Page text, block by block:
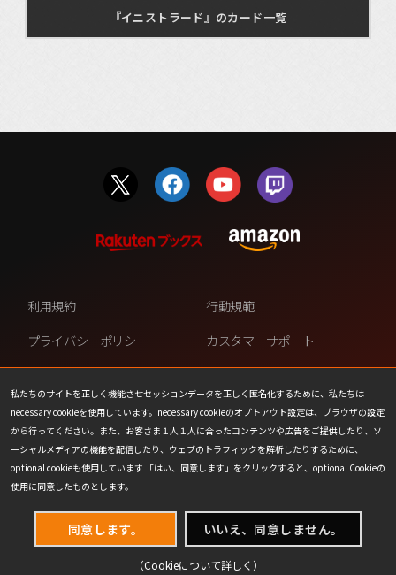
『イニストラード』のカード一覧
私たちのサイトを正しく機能させセッションデータを正しく匿名化するために、私たちは
necessary cookieを使用しています。necessary cookieのオプトアウト設定は、ブラウザの設定
から行ってください。また、お客さま１人１人に合ったコンテンツや広告をご提供したり、ソ
ーシャルメディアの機能を配信したり、ウェブのトラフィックを解析したりするために、
optional cookieも使用しています 「はい、同意します」をクリックすると、optional Cookieの
使用に同意したものとします。
同意します。 いいえ、同意しません。
（Cookieについて詳しく ）
利用規約
行動規範
プライバシーポリシー
カスタマーサポート
ファンコンテンツ・ポリシー
個人情報の販売や共有を許可し
ない
COOKIE
プレスリリース
会社情報
お問い合わせ